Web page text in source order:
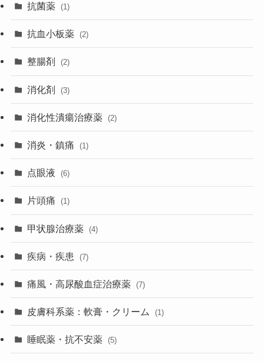
抗菌薬 (1)
抗血小板薬 (2)
整腸剤 (2)
消化剤 (3)
消化性潰瘍治療薬 (2)
消炎・鎮痛 (1)
点眼液 (6)
片頭痛 (1)
甲状腺治療薬 (4)
疾病・疾患 (7)
痛風・高尿酸血症治療薬 (7)
皮膚科系薬：軟膏・クリーム (1)
睡眠薬・抗不安薬 (5)